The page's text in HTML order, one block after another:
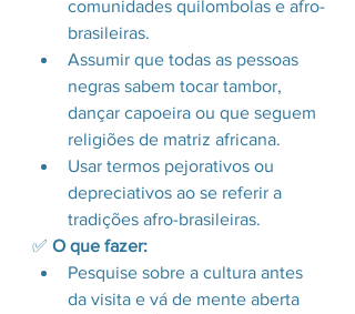
comunidades quilombolas e afro-
brasileiras.
Assumir que todas as pessoas
negras sabem tocar tambor,
dançar capoeira ou que seguem
religiões de matriz africana.
Usar termos pejorativos ou
depreciativos ao se referir a
tradições afro-brasileiras.
✅ O que fazer:
Pesquise sobre a cultura antes
da visita e vá de mente aberta